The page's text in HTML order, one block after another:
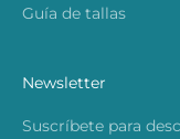
Guía de tallas
Newsletter
Suscríbete para